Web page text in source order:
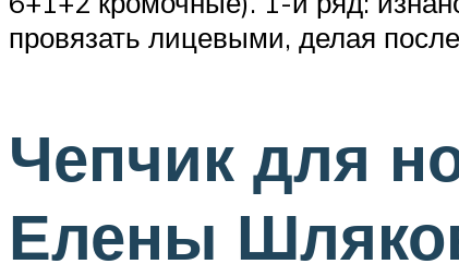
провязать лицевыми, делая
Чепчик для
Елены